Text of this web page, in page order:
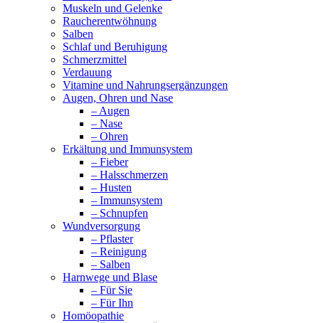
Muskeln und Gelenke
Raucherentwöhnung
Salben
Schlaf und Beruhigung
Schmerzmittel
Verdauung
Vitamine und Nahrungsergänzungen
Augen, Ohren und Nase
– Augen
– Nase
– Ohren
Erkältung und Immunsystem
– Fieber
– Halsschmerzen
– Husten
– Immunsystem
– Schnupfen
Wundversorgung
– Pflaster
– Reinigung
– Salben
Harnwege und Blase
– Für Sie
– Für Ihn
Homöopathie